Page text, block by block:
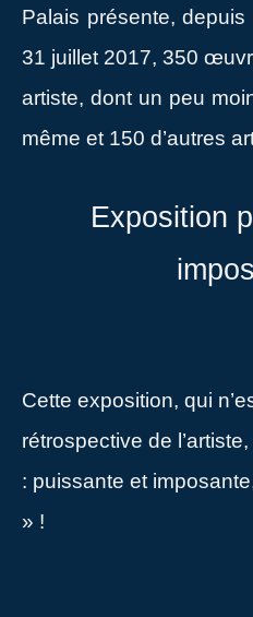
Palais présente,
31 juillet 2017, 350
artiste, dont un peu
même et 150 d’autres
Exposition
Cette exposition, qui
rétrospective de
: puissante et
» !